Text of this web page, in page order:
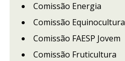
Comissão Energia
Comissão Equinocultura
Comissão FAESP Jovem
Comissão Fruticultura